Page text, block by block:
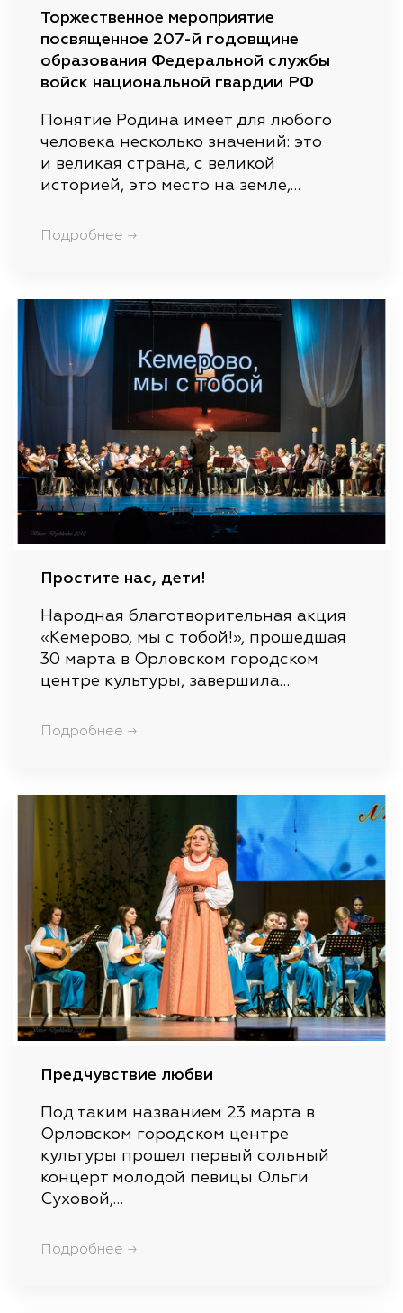
Торжественное мероприятие
посвященное 207-й годовщине
образования Федеральной службы
войск национальной гвардии РФ
Понятие Родина имеет для любого
человека несколько значений: это
и великая страна, с великой
историей, это место на земле,…
Подробнее →
Простите нас, дети!
Народная благотворительная акция
«Кемерово, мы с тобой!», прошедшая
30 марта в Орловском городском
центре культуры, завершила…
Подробнее →
Предчувствие любви
Под таким названием 23 марта в
Орловском городском центре
культуры прошел первый сольный
концерт молодой певицы Ольги
Суховой,…
Подробнее →